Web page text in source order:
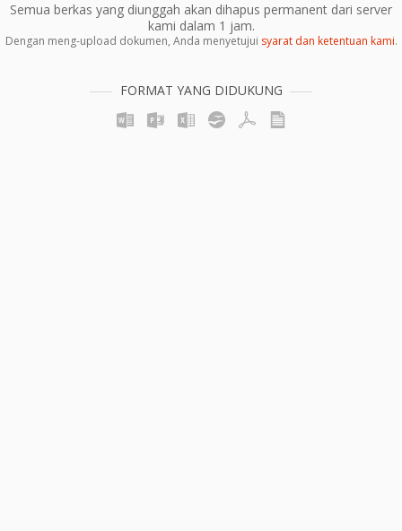
Semua berkas yang diunggah akan dihapus permanent dari server
kami dalam 1 jam.
Dengan meng-upload dokumen, Anda menyetujui syarat dan ketentuan kami.
FORMAT YANG DIDUKUNG